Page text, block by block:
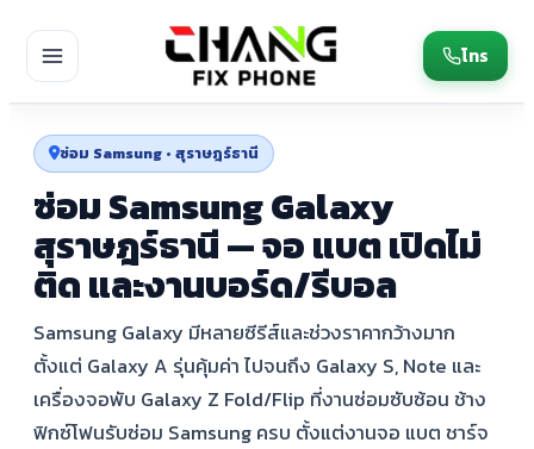
โทร
ซ่อม Samsung • สุราษฎร์ธานี
ซ่อม Samsung Galaxy
สุราษฎร์ธานี — จอ แบต เปิดไม่
ติด และงานบอร์ด/รีบอล
Samsung Galaxy มีหลายซีรีส์และช่วงราคากว้างมาก
ตั้งแต่ Galaxy A รุ่นคุ้มค่า ไปจนถึง Galaxy S, Note และ
เครื่องจอพับ Galaxy Z Fold/Flip ที่งานซ่อมซับซ้อน ช้าง
ฟิกซ์โฟนรับซ่อม Samsung ครบ ตั้งแต่งานจอ แบต ชาร์จ